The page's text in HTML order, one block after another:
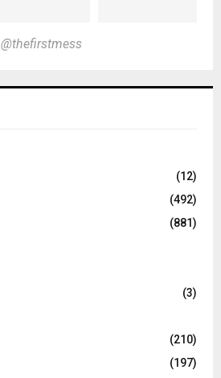
@thefirstmess
(12)
(492)
(881)
(3)
(210)
(197)